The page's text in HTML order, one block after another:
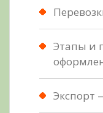
Этапы и
Экспорт